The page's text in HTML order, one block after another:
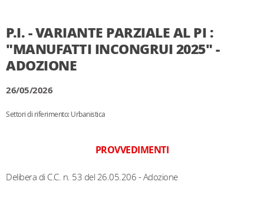
P.I. - VARIANTE PARZIALE AL PI :
"MANUFATTI INCONGRUI 2025" -
ADOZIONE
26/05/2026
Settori di riferimento: Urbanistica
PROVVEDIMENTI
Delibera di C.C. n. 53 del 26.05.206 - Adozione